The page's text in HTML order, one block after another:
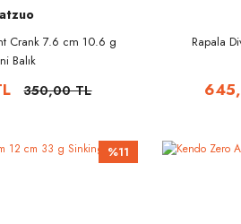
Crank 7.6 cm 10.6 g
Balık
350,00 TL
Rapala
%11